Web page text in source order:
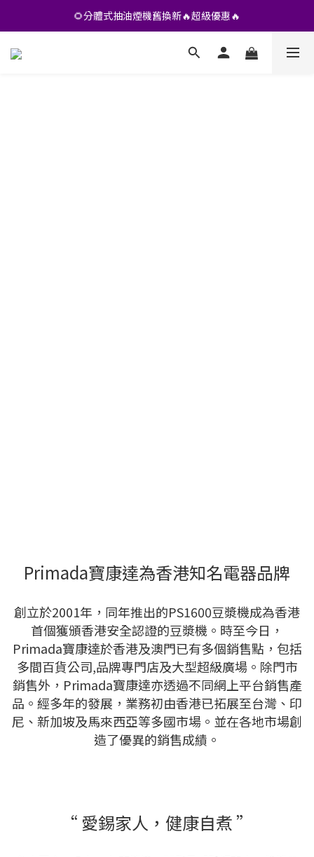
•• 會員專享🎁精選貨品【特價💥再九折】••
🌻分體式抽油煙機舊換新🔥超級優惠🔥
•• 會員專享🎁精選貨品【特價💥再九折】••
Primada寶康達為香港知名電器品牌
創立於2001年，同年推出的PS1600豆漿機成為香港
首個獲頒香港安全認證的豆漿機。時至今日，
Primada寶康達於香港及澳門已有多個銷售點，包括
多間百貨公司,品牌專門店及大型超級廣場。除門市
銷售外，Primada寶康達亦透過不同網上平台銷售產
品。經多年的發展，業務初由香港已拓展至台灣、印
尼、新加坡及馬來西亞等多國市場。並在各地市場創
造了優異的銷售成績。
“ 愛錫家人，健康自煮 ”